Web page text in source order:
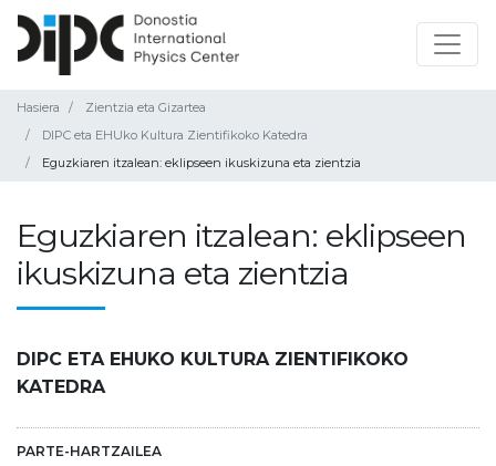
Hasiera
Zientzia eta Gizartea
DIPC eta EHUko Kultura Zientifikoko Katedra
Eguzkiaren itzalean: eklipseen ikuskizuna eta zientzia
Eguzkiaren itzalean: eklipseen
ikuskizuna eta zientzia
DIPC ETA EHUKO KULTURA ZIENTIFIKOKO
KATEDRA
PARTE-HARTZAILEA